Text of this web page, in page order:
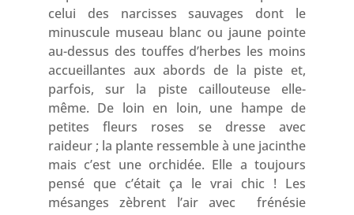
celui des narcisses sauvages dont le
minuscule museau blanc ou jaune pointe
au-dessus des touffes d’herbes les moins
accueillantes aux abords de la piste et,
parfois, sur la piste caillouteuse elle-
même. De loin en loin, une hampe de
petites fleurs roses se dresse avec
raideur ; la plante ressemble à une jacinthe
mais c’est une orchidée. Elle a toujours
pensé que c’était ça le vrai chic ! Les
mésanges zèbrent l’air avec frénésie